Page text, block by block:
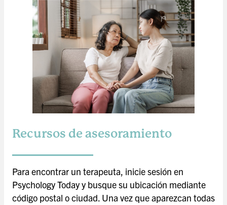
Recursos de asesoramiento
Para encontrar un terapeuta, inicie sesión en
Psychology Today y busque su ubicación mediante
código postal o ciudad. Una vez que aparezcan todas